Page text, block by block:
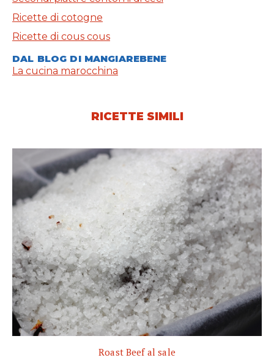
Ricette di cotogne
Ricette di cous cous
DAL BLOG DI MANGIAREBENE
La cucina marocchina
RICETTE SIMILI
Roast Beef al sale